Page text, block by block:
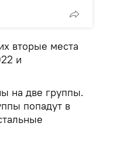
вторые места
и
на две группы.
попадут в